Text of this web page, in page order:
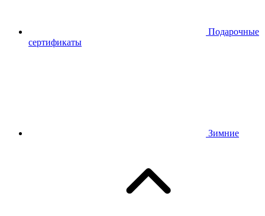
Подарочные
сертификаты
Зимние